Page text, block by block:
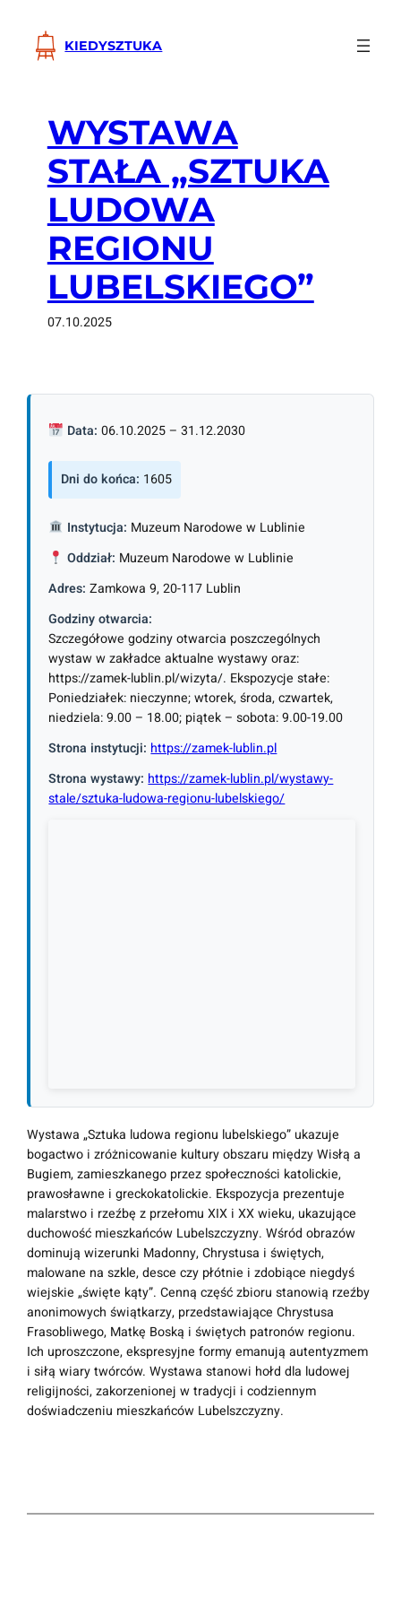
treści
KIEDYSZTUKA
WYSTAWA
STAŁA „SZTUKA
LUDOWA
REGIONU
LUBELSKIEGO”
07.10.2025
Data: 06.10.2025 – 31.12.2030
Dni do końca: 1605
Instytucja: Muzeum Narodowe w Lublinie
Oddział: Muzeum Narodowe w Lublinie
Adres: Zamkowa 9, 20-117 Lublin
Godziny otwarcia:
Szczegółowe godziny otwarcia poszczególnych
wystaw w zakładce aktualne wystawy oraz:
https://zamek-lublin.pl/wizyta/. Ekspozycje stałe:
Poniedziałek: nieczynne; wtorek, środa, czwartek,
niedziela: 9.00 – 18.00; piątek – sobota: 9.00-19.00
Strona instytucji: https://zamek-lublin.pl
Strona wystawy: https://zamek-lublin.pl/wystawy-
stale/sztuka-ludowa-regionu-lubelskiego/
Wystawa „Sztuka ludowa regionu lubelskiego” ukazuje
bogactwo i zróżnicowanie kultury obszaru między Wisłą a
Bugiem, zamieszkanego przez społeczności katolickie,
prawosławne i greckokatolickie. Ekspozycja prezentuje
malarstwo i rzeźbę z przełomu XIX i XX wieku, ukazujące
duchowość mieszkańców Lubelszczyzny. Wśród obrazów
dominują wizerunki Madonny, Chrystusa i świętych,
malowane na szkle, desce czy płótnie i zdobiące niegdyś
wiejskie „święte kąty”. Cenną część zbioru stanowią rzeźby
anonimowych świątkarzy, przedstawiające Chrystusa
Frasobliwego, Matkę Boską i świętych patronów regionu.
Ich uproszczone, ekspresyjne formy emanują autentyzmem
i siłą wiary twórców. Wystawa stanowi hołd dla ludowej
religijności, zakorzenionej w tradycji i codziennym
doświadczeniu mieszkańców Lubelszczyzny.